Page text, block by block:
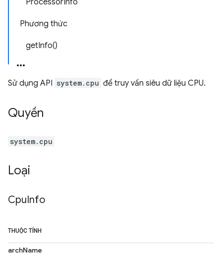
ProcessorInfo
Phương thức
getInfo()
Sử dụng API system.cpu để truy vấn siêu dữ liệu CPU.
Quyền
system.cpu
Loại
CpuInfo
THUỘC TÍNH
archName